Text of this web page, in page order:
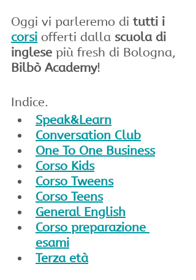
Oggi vi parleremo di tutti i
corsi offerti dalla scuola di
inglese più fresh di Bologna,
Bilbò Academy!
Indice.
Speak&Learn
Conversation Club
One To One Business
Corso Kids
Corso Tweens
Corso Teens
General English
Corso preparazione
esami
Terza età